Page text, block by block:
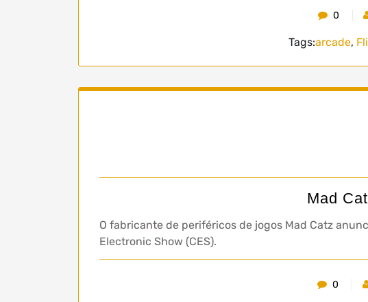
0
Tags:arcade,
Mad
O fabricante de periféricos de jogos Mad Catz
Electronic Show (CES).
0